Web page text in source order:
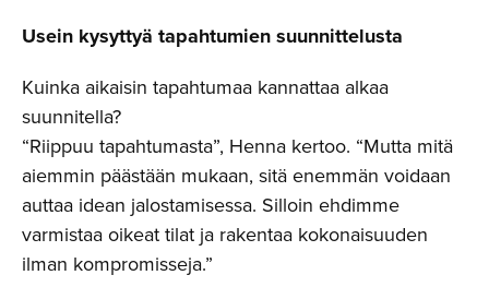
Usein kysyttyä tapahtumien suunnittelusta
Kuinka aikaisin tapahtumaa kannattaa alkaa
suunnitella?
“Riippuu tapahtumasta”, Henna kertoo. “Mutta mitä
aiemmin päästään mukaan, sitä enemmän voidaan
auttaa idean jalostamisessa. Silloin ehdimme
varmistaa oikeat tilat ja rakentaa kokonaisuuden
ilman kompromisseja.”